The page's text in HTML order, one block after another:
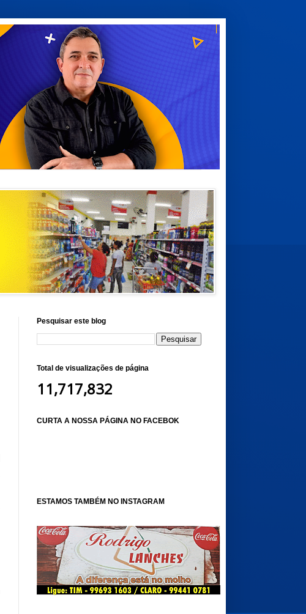
Pesquisar este blog
Total de visualizações de página
11,717,832
CURTA A NOSSA PÁGINA NO FACEBOK
ESTAMOS TAMBÉM NO INSTAGRAM